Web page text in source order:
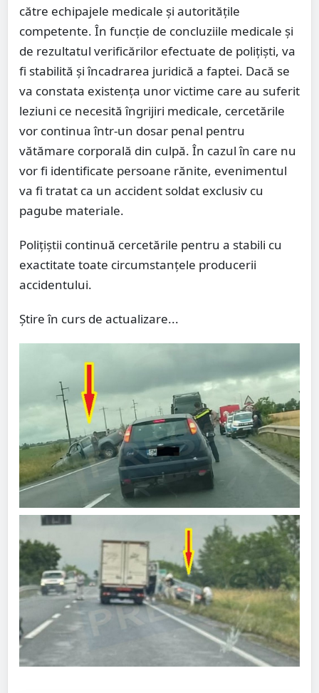
către echipajele medicale și autoritățile
competente. În funcție de concluziile medicale și
de rezultatul verificărilor efectuate de polițiști, va
fi stabilită și încadrarea juridică a faptei. Dacă se
va constata existența unor victime care au suferit
leziuni ce necesită îngrijiri medicale, cercetările
vor continua într-un dosar penal pentru
vătămare corporală din culpă. În cazul în care nu
vor fi identificate persoane rănite, evenimentul
va fi tratat ca un accident soldat exclusiv cu
pagube materiale.
Polițiștii continuă cercetările pentru a stabili cu
exactitate toate circumstanțele producerii
accidentului.
Știre în curs de actualizare...